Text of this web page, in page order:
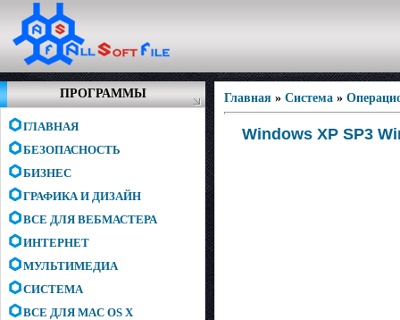
ПРОГРАММЫ
ГЛАВНАЯ
БЕЗОПАСНОСТЬ
БИЗНЕС
ГРАФИКА И ДИЗАЙН
ВСЕ ДЛЯ ВЕБМАСТЕРА
ИНТЕРНЕТ
МУЛЬТИМЕДИА
СИСТЕМА
ВСЕ ДЛЯ MAC OS X
Главная » Система »
Windows XP SP3